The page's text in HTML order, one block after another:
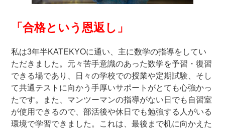
「合格という恩返し」
私は3年半KATEKYOに通い、主に数学の指導をしてい
ただきました。元々苦手意識のあった数学を予習・復習
できる場であり、日々の学校での授業や定期試験、そし
て共通テストに向かう手厚いサポートがとても心強かっ
たです。また、マンツーマンの指導がない日でも自習室
が使用できるので、部活後や休日でも勉強する人がいる
環境で学習できました。これは、最後まで机に向かえた